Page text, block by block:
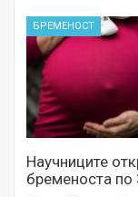
БРЕМЕНОСТ
Научниците
бременоста по